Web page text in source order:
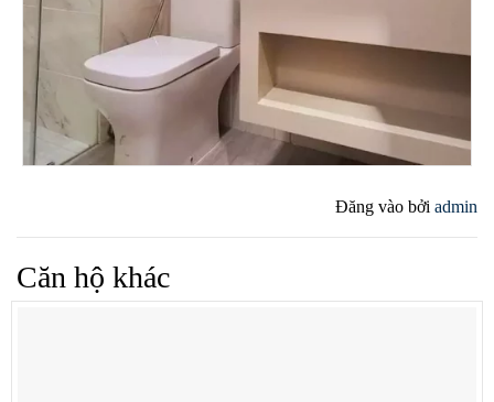
Đăng vào bởi admin
Căn hộ khác